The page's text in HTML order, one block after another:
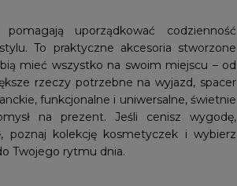
uporządkować codzienność
To praktyczne akcesoria stworzone
mieć wszystko na swoim miejscu – od
rzeczy potrzebne na wyjazd, spacer
funkcjonalne i uniwersalne, świetnie
na prezent. Jeśli cenisz wygodę,
poznaj kolekcję kosmetyczek i wybierz
Twojego rytmu dnia.